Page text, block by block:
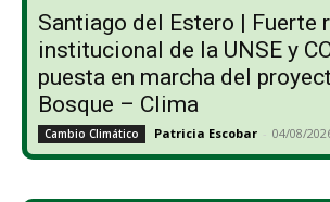
Santiago del Estero | Fuerte
institucional de la UNSE y
puesta en marcha del
Bosque – Clima
Cambio Climático Patricia Escobar - 04/08/